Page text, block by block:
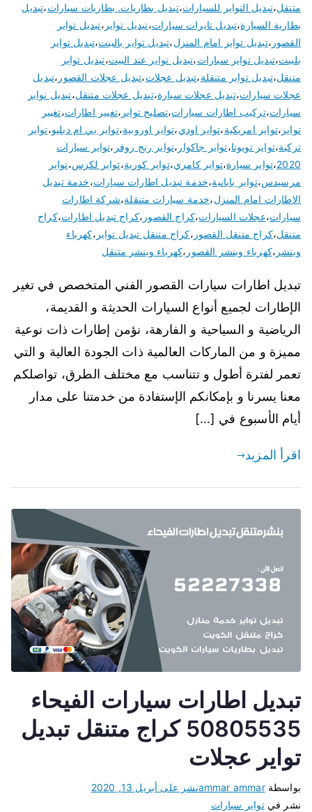
متنقل،تبديل التواير للسيارات،تبديل بطاريات. بطاريات سيارات،تبديل
بطارية السيارة،تبديل تايرات سيارات،تبديل تواير ،تبديل تواير
القصور ،تبديل تواير امام المنزل،تبديل تواير بالبيت،تبديل تواير
بلبيت،تبديل تواير سيارات،تبديل تواير عند البيت،تبديل تواير
متنقل،تبديل تواير متنقلة،تبديل عجلات،تبديل عجلات القصور ،تبديل
عجلات سيارات،تبديل عجلات سيارة،تبديل عجلات متنقل،تبديل نوابر
سيارات،تركيب اطارات سيارات،تصليح تواير ،تغيير اطارات،تغيير
تواير ،تواير امريكية،تواير اودي،تواير اوروبية،تواير بي ام دبليو،تواير
تركية،تواير تويوتا،تواير جاكوار ،تواير رنج روفر ،تواير سيارات
2020،تواير سيارة،تواير كامري،تواير كورية،تواير لكزس،تواير
مرسيدس،تواير يابانية،خدمة تبديل اطارات سيارات،خدمة تبديل
الاطارات امام المنزل،خدمة سيارات متنقلة،شركة اطارات
سيارات،عجلات السيارات،كراج القصور ،كراج تبديل اطارات،كراج
متنقل،كراج متنقل القصور ،كراج متنقل تبديل تواير ،كهرباء
وبنشر ،كهرباء وبنشر القصور ،كهرباء وبنشر متنقل
تبديل اطارات سيارات القصور الفني المتخصص في تغير
الإطارات لجميع أنواع السيارات الحديثة و القديمة،
الرياضية و السياحية و الفارهة، نؤمن إطارات ذات نوعية
مميزة و من الماركات العالمية ذات الجودة العالية و التي
تعمر لفترة أطول و تتناسب مع مختلف الطرق، تواصلكم
معنا يسرنا و بإمكانكم الإستفادة من خدمتنا على مدار
أيام الأسبوع في […]
اقرأ المزيد
تبديل اطارات سيارات الفيحاء
50805535 كراج متنقل تبديل
تواير عجلات
بواسطةammar ammarنشر على أبريل 13, 2020
نشر فيتواير سيارات